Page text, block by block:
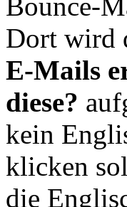
Dort wird
E-Mails
diese?
kein
klicken
die